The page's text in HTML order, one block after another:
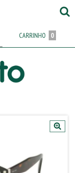
CARRINHO 0